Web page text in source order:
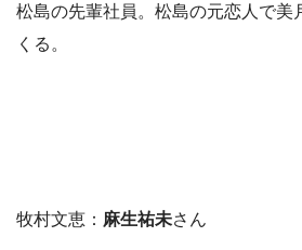
松島の先輩社員。松島の元恋人で美
くる。
牧村文恵： 麻生祐未さん